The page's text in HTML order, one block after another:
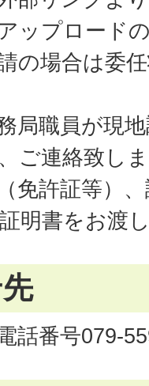
ップロード
の場合は委
局職員が現
ご連絡致し
免許証等）
明書をお渡
話番号079-